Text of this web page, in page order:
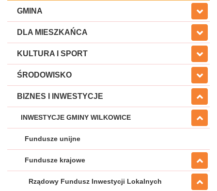
GMINA
DLA MIESZKAŃCA
KULTURA I SPORT
ŚRODOWISKO
BIZNES I INWESTYCJE
INWESTYCJE GMINY WILKOWICE
Fundusze unijne
Fundusze krajowe
Rządowy Fundusz Inwestycji Lokalnych